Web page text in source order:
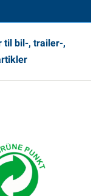
til bil-, trailer-,